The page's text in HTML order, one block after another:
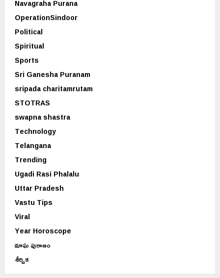
Navagraha Purana
OperationSindoor
Political
Spiritual
Sports
Sri Ganesha Puranam
sripada charitamrutam
STOTRAS
swapna shastra
Technology
Telangana
Trending
Ugadi Rasi Phalalu
Uttar Pradesh
Vastu Tips
Viral
Year Horoscope
మాఘ పురాణం
శీర్షిక